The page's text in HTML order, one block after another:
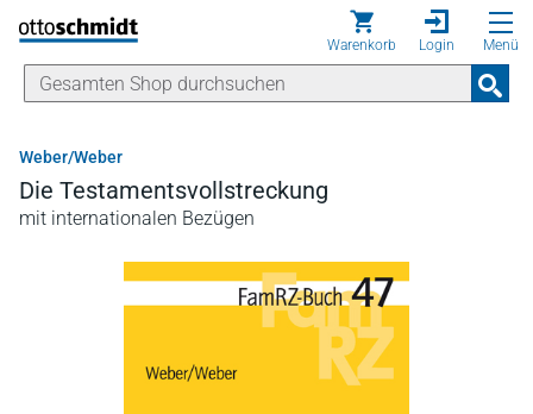
Direkt zum Inhalt
Warenkorb Login Menü
Weber/Weber
Die Testamentsvollstreckung
mit internationalen Bezügen